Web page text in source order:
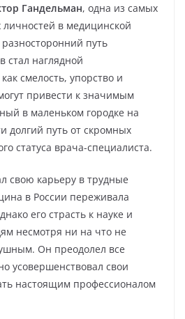
Гандельман, одна из самых
в медицинской
путь
стал наглядной
смелость, упорство и
привести к значимым
в маленьком городке на
долгий путь от скромных
статуса врача-специалиста.
свою карьеру в трудные
в России переживала
его страсть к науке и
несмотря ни на что не
Он преодолел все
усовершенствовал свои
настоящим профессионалом